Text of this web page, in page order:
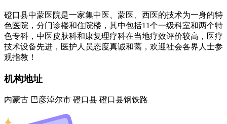
磴口县中蒙医院是一家集中医、蒙医、西医的技术为一身的特
色医院，分门诊楼和住院楼，其中包括11个一级科室和两个特
色专科，中医皮肤科和康复理疗科在当地疗效评价较高，医疗
技术设备先进，医护人员态度真诚和蔼，欢迎社会各界人士参
观指教！
机构地址
内蒙古 巴彦淖尔市 磴口县 磴口县钢铁路